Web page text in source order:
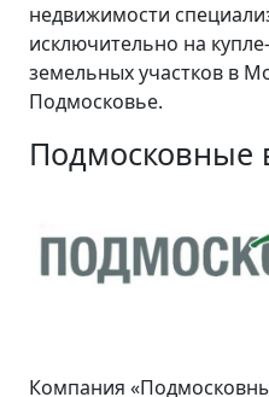
недвижимости
исключительно на
земельных участков в
Подмосковье.
Подмосковные
Компания